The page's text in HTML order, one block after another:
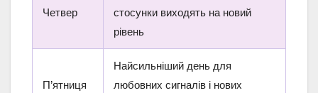
Четвер
стосунки виходять на новий
рівень
П’ятниця
Найсильніший день для
любовних сигналів і нових